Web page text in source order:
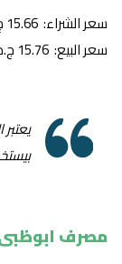
سعر الشراء: 15.66 ج.م
سعر البيع: 15.76 ج.م
بيستخدم في
مصرف